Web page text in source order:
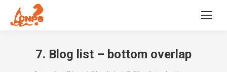
7. Blog list – bottom overlap
Vous êtes ici :